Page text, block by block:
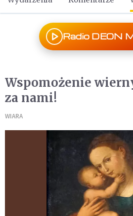
Radio DEON
Wspomożenie
za nami!
WIARA